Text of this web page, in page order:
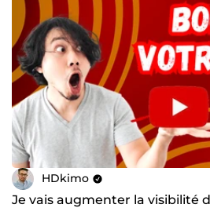
HDkimo
Je vais augmenter la visibilité